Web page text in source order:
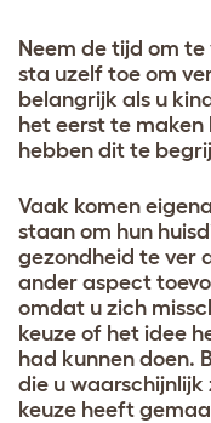
Neem de tijd om
sta uzelf toe om
belangrijk als u
het eerst te
hebben dit te
Vaak komen
staan om hun
gezondheid te ver
ander aspect
omdat u zich
keuze of het idee
had kunnen doen.
die u waarschijnlijk
keuze heeft